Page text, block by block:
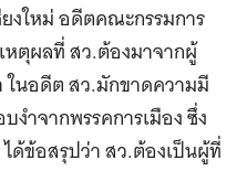
งใหม่ อดีตคณะกรรมการ
หตุผลที่ สว.ต้องมาจากผู้
ในอดีต สว.มักขาดความมี
งำจากพรรคการเมือง ซึ่ง
ด้ข้อสรุปว่า สว.ต้องเป็นผู้ที่